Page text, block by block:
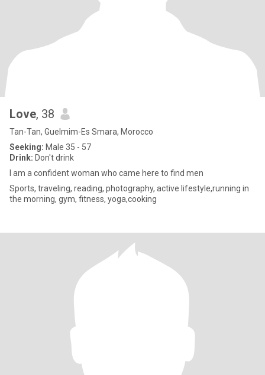
Love, 38
Tan-Tan, Guelmim-Es Smara, Morocco
Seeking: Male 35 - 57
Drink: Don't drink
I am a confident woman who came here to find men
Sports, traveling, reading, photography, active lifestyle,running in
the morning, gym, fitness, yoga,cooking